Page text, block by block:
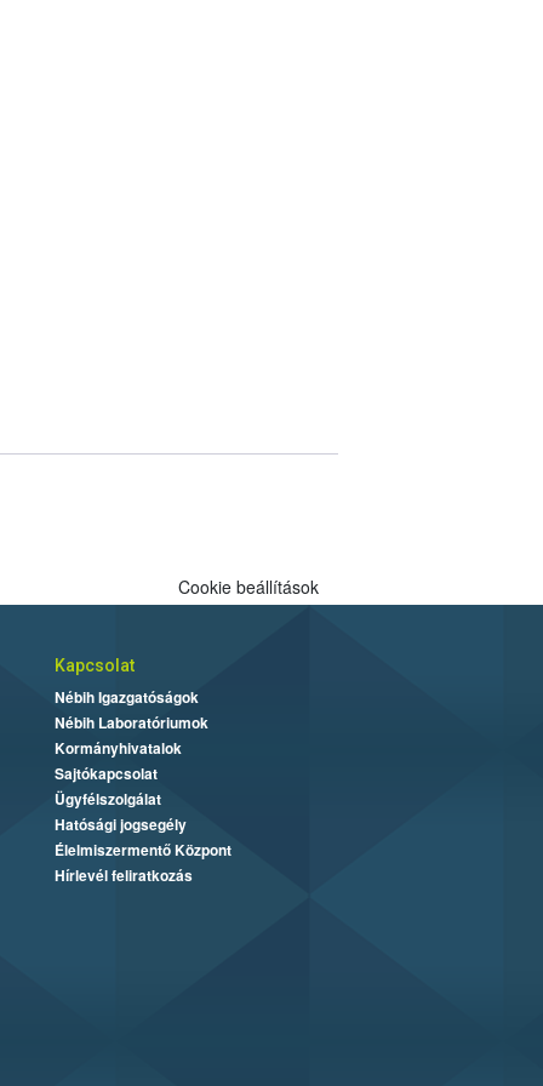
Cookie beállítások
Kapcsolat
Nébih Igazgatóságok
Nébih Laboratóriumok
Kormányhivatalok
Sajtókapcsolat
Ügyfélszolgálat
Hatósági jogsegély
Élelmiszermentő Központ
Hírlevél feliratkozás